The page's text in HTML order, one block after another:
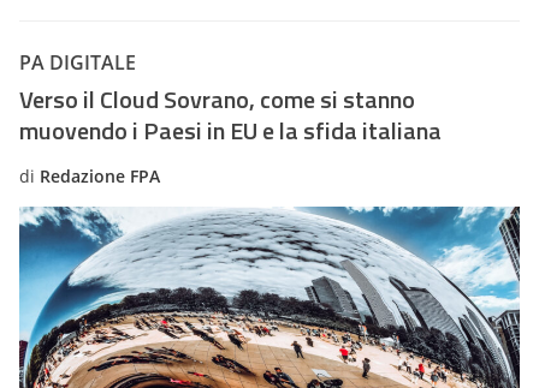
PA DIGITALE
Verso il Cloud Sovrano, come si stanno
muovendo i Paesi in EU e la sfida italiana
di Redazione FPA